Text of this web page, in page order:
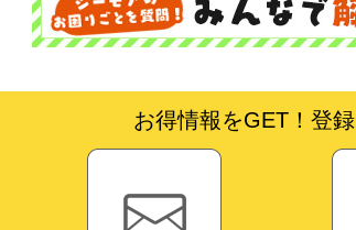
お得情報をGET！登